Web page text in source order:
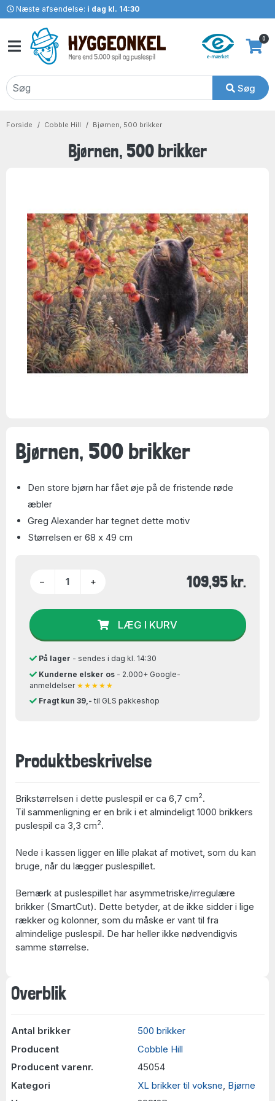
Næste afsendelse: i dag kl. 14:30
Søg
0
Forside Cobble Hill Bjørnen, 500 brikker
Bjørnen, 500 brikker
Overblik
Antal brikker
500 brikker
Producent
Cobble Hill
Producent varenr.
45054
Kategori
XL brikker til voksne Bjørne
Bjørnen, 500 brikker
Den store bjørn har fået øje på de fristende røde
æbler
Greg Alexander har tegnet dette motiv
Størrelsen er 68 x 49 cm
− + 109,95 kr.
LÆG I KURV
På lager - sendes i dag kl. 14:30
Kunderne elsker os- 2.000+ Google-
anmeldelser ★★★★★
Fragt kun 39,- til GLS pakkeshop
Produktbeskrivelse
Brikstørrelsen i dette puslespil er ca 6,7 cm2.
Til sammenligning er en brik i et almindeligt 1000 brikkers
puslespil ca 3,3 cm2.
Nede i kassen ligger en lille plakat af motivet, som du kan
bruge, når du lægger puslespillet.
Bemærk at puslespillet har asymmetriske/irregulære
brikker (SmartCut). Dette betyder, at de ikke sidder i lige
rækker og kolonner, som du måske er vant til fra
almindelige puslespil. De har heller ikke nødvendigvis
samme størrelse.